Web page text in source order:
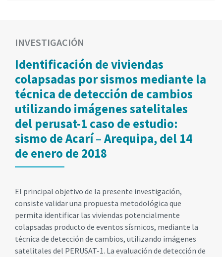
INVESTIGACIÓN
Identificación de viviendas
colapsadas por sismos mediante la
técnica de detección de cambios
utilizando imágenes satelitales
del perusat-1 caso de estudio:
sismo de Acarí – Arequipa, del 14
de enero de 2018
El principal objetivo de la presente investigación,
consiste validar una propuesta metodológica que
permita identificar las viviendas potencialmente
colapsadas producto de eventos sísmicos, mediante la
técnica de detección de cambios, utilizando imágenes
satelitales del PERUSAT-1. La evaluación de detección de